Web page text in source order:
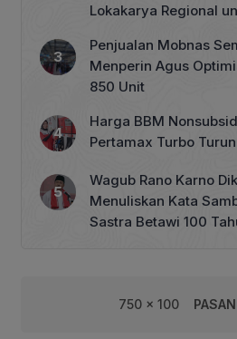
Lokakarya Regional
Penjualan Mobnas
Menperin Agus
850 Unit
Harga BBM
Pertamax Turbo
Wagub Rano Karno
Menuliskan Kata
Sastra Betawi 100
750 x 100